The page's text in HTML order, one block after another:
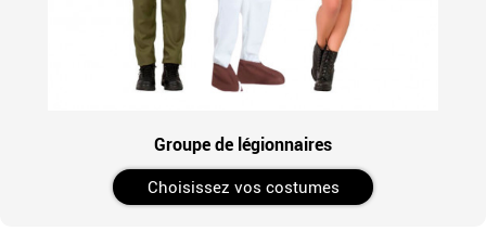
Groupe de légionnaires
Choisissez vos costumes